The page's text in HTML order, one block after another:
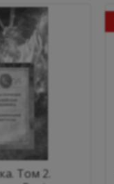
Том 2.